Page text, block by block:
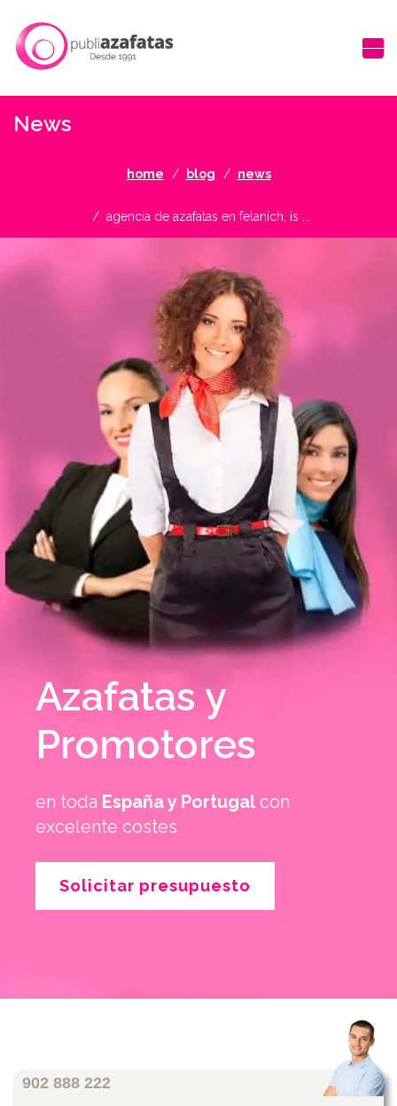
News
home blog news
agencia de azafatas en felanich, is ...
Azafatas y
Promotores
en toda España y Portugal con
excelente costes
Solicitar presupuesto
902 888 222